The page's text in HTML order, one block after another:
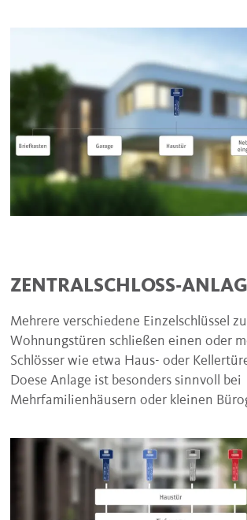
ZENTRALSCHLOSS-
Mehrere verschiedene Einzelschlüssel
Wohnungstüren schließen einen oder
Schlösser wie etwa Haus- oder
Doese Anlage ist besonders sinnvoll bei
Mehrfamilienhäusern oder kleinen